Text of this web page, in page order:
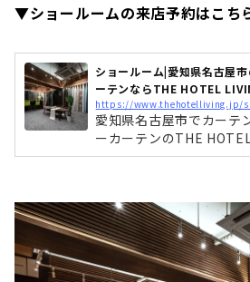
▼ショールームの来店予約はこち
ショールーム|愛知県名古屋
ーテンならTHE HOTEL
https://www.thehotelliving.jp/
愛知県名古屋市でカーテ
ーカーテンのTHE
テルに住む」をコンセプ
きたいとの思いから、完
ます。